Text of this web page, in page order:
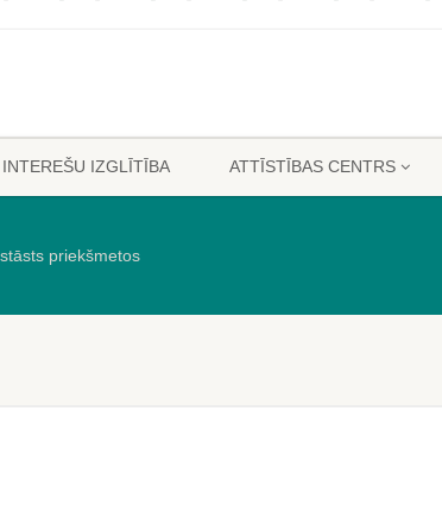
INTEREŠU IZGLĪTĪBA ATTĪSTĪBAS CENTRS
priekšmetos